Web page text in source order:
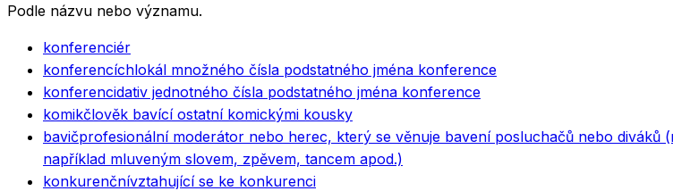
Podle názvu nebo významu.
konferenciér
konferencíchlokál množného čísla podstatného jména konference
konferencidativ jednotného čísla podstatného jména konference
komikčlověk bavící ostatní komickými kousky
bavičprofesionální moderátor nebo herec, který se věnuje bavení posluchačů nebo
například mluveným slovem, zpěvem, tancem apod.)
konkurenčnívztahující se ke konkurenci